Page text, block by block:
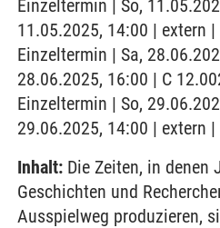
Einzeltermin | So,
11.05.2025, 14:00 | extern
Einzeltermin | Sa,
28.06.2025, 16:00 | C
Einzeltermin | So,
29.06.2025, 14:00 | extern
Inhalt: Die Zeiten, in
Geschichten und
Ausspielweg produzieren,